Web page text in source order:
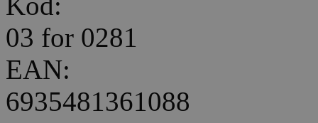
03 for 0281
EAN:
6935481361088